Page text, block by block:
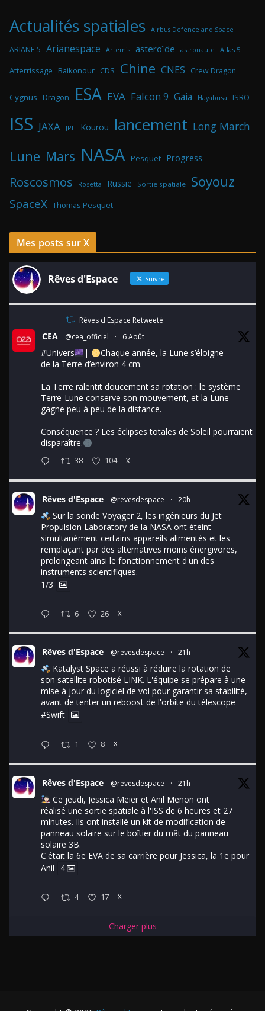
Actualités spatiales Airbus Defence and Space
ARIANE 5 Arianespace Artemis asteroïde astronaute Atlas 5
Atterrissage Baikonour CDS Chine CNES Crew Dragon
Cygnus Dragon ESA EVA Falcon 9 Gaia Hayabusa ISRO
ISS JAXA JPL Kourou lancement Long March
Lune Mars NASA Pesquet Progress
Roscosmos Rosetta Russie Sortie spatiale Soyouz
SpaceX Thomas Pesquet
Mes posts sur X
Rêves d'Espace Suivre
Rêves d'Espace Retweeté
CEA @cea_officiel · 6 Août
#Univers |
Chaque année, la Lune s’éloigne
de la Terre d’environ 4 cm.
La Terre ralentit doucement sa rotation : le système
Terre-Lune conserve son mouvement, et la Lune
gagne peu à peu de la distance.
Conséquence ? Les éclipses totales de Soleil pourraient
disparaître.
38 104 X
Rêves d'Espace @revesdespace · 20h
Sur la sonde Voyager 2, les ingénieurs du Jet
Propulsion Laboratory de la NASA ont éteint
simultanément certains appareils alimentés et les
remplaçant par des alternatives moins énergivores,
prolongeant ainsi le fonctionnement d'un des
instruments scientifiques.
1/3
6 26 X
Rêves d'Espace @revesdespace · 21h
Katalyst Space a réussi à réduire la rotation de
son satellite robotisé LINK. L'équipe se prépare à une
mise à jour du logiciel de vol pour garantir sa stabilité,
avant de tenter un reboost de l'orbite du télescope
#Swift
1 8 X
Rêves d'Espace @revesdespace · 21h
Ce jeudi, Jessica Meier et Anil Menon ont
réalisé une sortie spatiale à l'ISS de 6 heures et 27
minutes. Ils ont installé un kit de modification de
panneau solaire sur le boîtier du mât du panneau
solaire 3B.
C'était la 6e EVA de sa carrière pour Jessica, la 1e pour
Anil
4
4 17 X
Charger plus